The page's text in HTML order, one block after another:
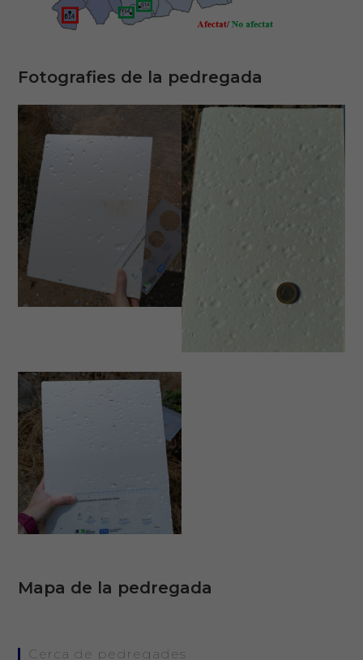
Fotografies de la pedregada
Mapa de la pedregada
Cerca de pedregades